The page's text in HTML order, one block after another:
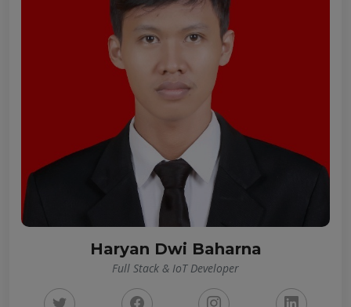
Haryan Dwi Baharna
Full Stack & IoT Developer